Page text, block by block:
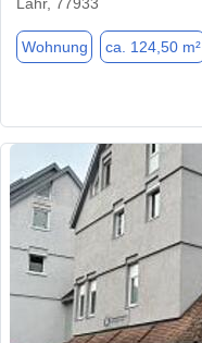
Lahr, 77933
Wohnung ca. 124,50 m²